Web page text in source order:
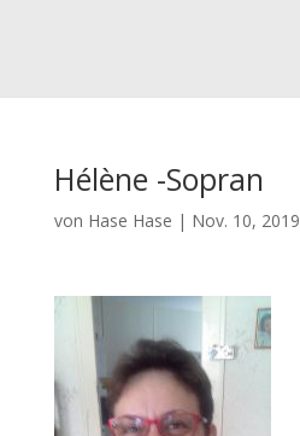
Hélène -Sopran
von Hase Hase | Nov. 10, 2019